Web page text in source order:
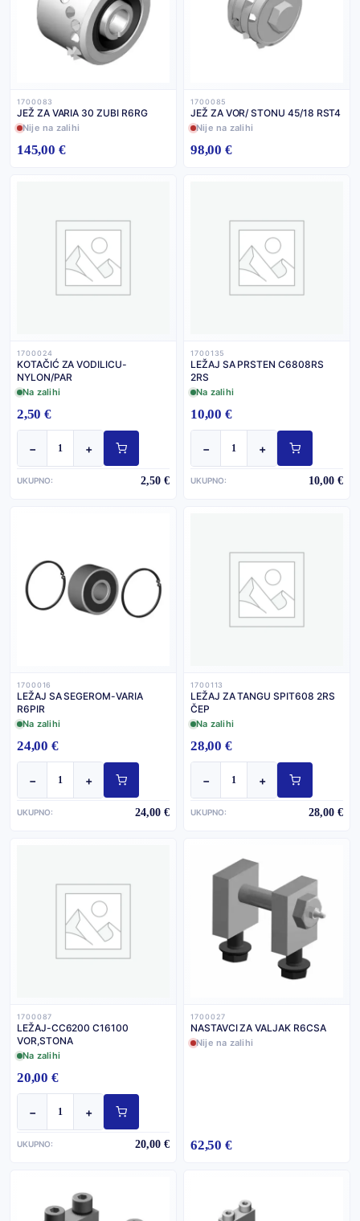
1700083
JEŽ ZA VARIA 30 ZUBI R6RG
Nije na zalihi
145,00 €
1700085
JEŽ ZA VOR/ STONU 45/18 RST4
Nije na zalihi
98,00 €
1700024
KOTAČIĆ ZA VODILICU-
NYLON/PAR
Na zalihi
2,50 €
− +
UKUPNO: 2,50 €
1700135
LEŽAJ SA PRSTEN C6808RS
2RS
Na zalihi
10,00 €
− +
UKUPNO: 10,00 €
1700016
LEŽAJ SA SEGEROM-VARIA
R6PIR
Na zalihi
24,00 €
− +
UKUPNO: 24,00 €
1700113
LEŽAJ ZA TANGU SPIT608 2RS
ČEP
Na zalihi
28,00 €
− +
UKUPNO: 28,00 €
1700087
LEŽAJ-CC6200 C16100
VOR,STONA
Na zalihi
20,00 €
− +
UKUPNO: 20,00 €
1700027
NASTAVCI ZA VALJAK R6CSA
Nije na zalihi
62,50 €